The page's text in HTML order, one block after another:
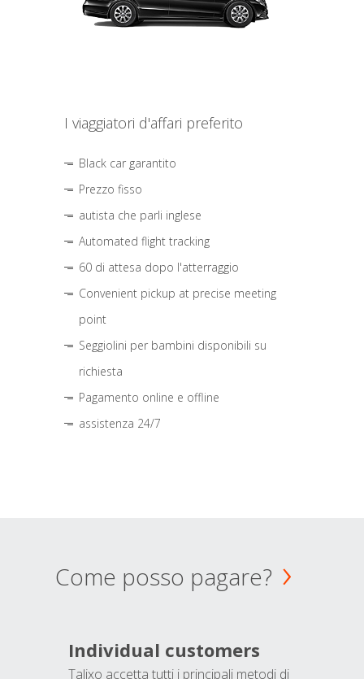
I viaggiatori d'affari preferito
Black car garantito
Prezzo fisso
autista che parli inglese
Automated flight tracking
60 di attesa dopo l'atterraggio
Convenient pickup at precise meeting
point
Seggiolini per bambini disponibili su
richiesta
Pagamento online e offline
assistenza 24/7
Come posso pagare?
Individual customers
Talixo accetta tutti i principali metodi di